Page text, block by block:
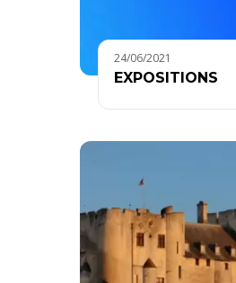
24/06/2021
EXPOSITIONS